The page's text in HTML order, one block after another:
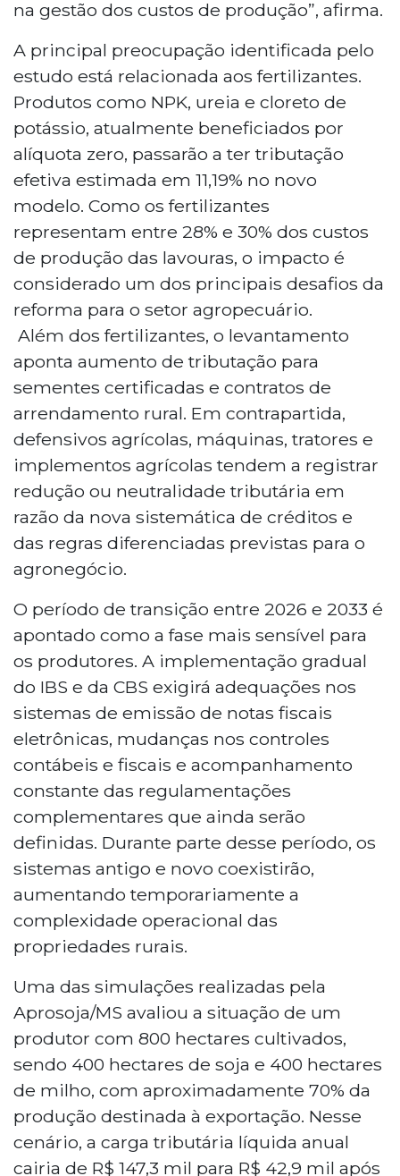
na gestão dos custos de produção”, afirma.
A principal preocupação identificada pelo
estudo está relacionada aos fertilizantes.
Produtos como NPK, ureia e cloreto de
potássio, atualmente beneficiados por
alíquota zero, passarão a ter tributação
efetiva estimada em 11,19% no novo
modelo. Como os fertilizantes
representam entre 28% e 30% dos custos
de produção das lavouras, o impacto é
considerado um dos principais desafios da
reforma para o setor agropecuário.
Além dos fertilizantes, o levantamento
aponta aumento de tributação para
sementes certificadas e contratos de
arrendamento rural. Em contrapartida,
defensivos agrícolas, máquinas, tratores e
implementos agrícolas tendem a registrar
redução ou neutralidade tributária em
razão da nova sistemática de créditos e
das regras diferenciadas previstas para o
agronegócio.
O período de transição entre 2026 e 2033 é
apontado como a fase mais sensível para
os produtores. A implementação gradual
do IBS e da CBS exigirá adequações nos
sistemas de emissão de notas fiscais
eletrônicas, mudanças nos controles
contábeis e fiscais e acompanhamento
constante das regulamentações
complementares que ainda serão
definidas. Durante parte desse período, os
sistemas antigo e novo coexistirão,
aumentando temporariamente a
complexidade operacional das
propriedades rurais.
Uma das simulações realizadas pela
Aprosoja/MS avaliou a situação de um
produtor com 800 hectares cultivados,
sendo 400 hectares de soja e 400 hectares
de milho, com aproximadamente 70% da
produção destinada à exportação. Nesse
cenário, a carga tributária líquida anual
cairia de R$ 147,3 mil para R$ 42,9 mil após